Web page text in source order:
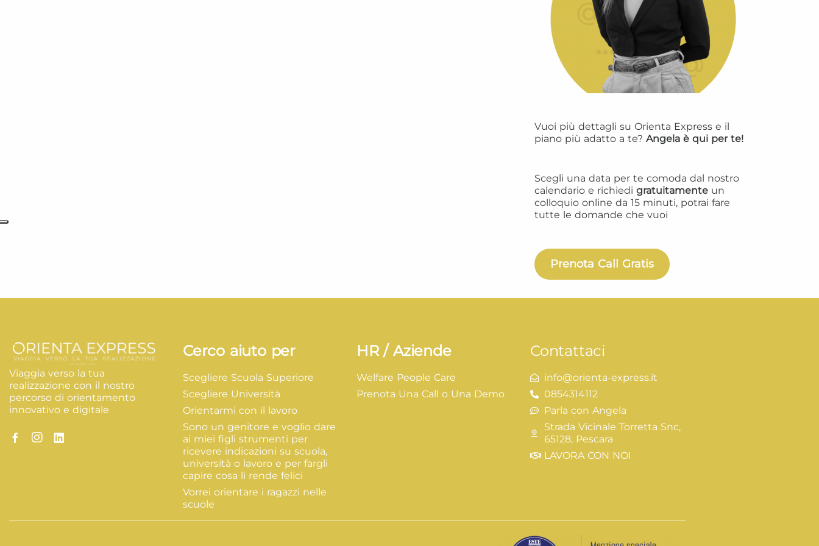
Vuoi più dettagli su Orienta Express e il
piano più adatto a te? Angela è qui per te!
Scegli una data per te comoda dal nostro
calendario e richiedi gratuitamente un
colloquio online da 15 minuti, potrai fare
tutte le domande che vuoi
Prenota Call Gratis
Viaggia verso la tua
realizzazione con il nostro
percorso di orientamento
innovativo e digitale
Cerco aiuto per
Scegliere Scuola Superiore
Scegliere Università
Orientarmi con il lavoro
Sono un genitore e voglio dare
ai miei figli strumenti per
ricevere indicazioni su scuola,
università o lavoro e per fargli
capire cosa li rende felici
Vorrei orientare i ragazzi nelle
scuole
HR / Aziende
Welfare People Care
Prenota Una Call o Una Demo
Contattaci
info@orienta-express.it
0854314112
Parla con Angela
Strada Vicinale Torretta Snc,
65128, Pescara
LAVORA CON NOI